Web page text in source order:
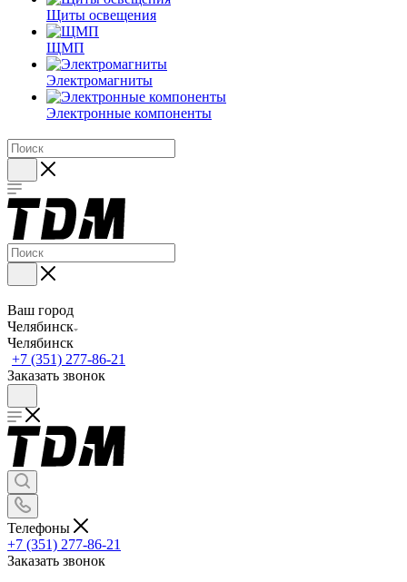
Щиты освещения
ЩМП
Электромагниты
Электронные компоненты
Ваш город
Челябинск
Челябинск
+7 (351) 277-86-21
Заказать звонок
Телефоны
+7 (351) 277-86-21
Заказать звонок